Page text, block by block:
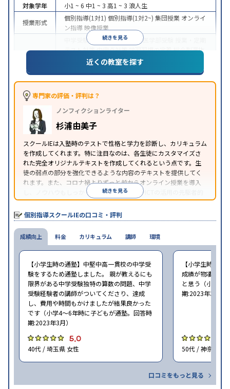
続きを見る
対象学年 小1 ~ 6 中1 ~ 3 高1 ~ 3 浪人生
授業形式
個別指導(1対1) 個別指導(1対2~) 集団授業 オンライ
ン指導 映像授業
中学受験 高校受験大学受験 医学部受験
テスト対策内申点対策学習習慣の定着総合型選抜
(旧AO)対策 推薦入試対策学校別特化対策
中高一貫校生に対応
可能季節講習のみの受講可
※2023年3月調査。小学校高学年の個別指導塾アンケート調査方法
近くの教室を探す
専門家の評価・評判は？
ノンフィクションライター
杉浦由美子
スクールIEは入塾時のテストで性格と学力を診断し、カリキュラム
を作成してくれます。特に注目なのは、各生徒にカスタマイズさ
れた完全オリジナルテキストを作成してくれるという点です。生
徒の弱点の部分を強化できるような内容のテキストを提供してく
れます。また、コロナ禍よりずっと前からオンライン授業を導入
し、ノウハウもしっかりとしています。AIやICTの活用の先駆者的
な個別指導塾です。
続きを見る
個別指導スクールIEの口コミ・評判
成績向上
【小学生時の通塾】中堅中高一貫校の中学受
験をするため通塾しました。 親が教えるにも
限界がある中学受験独特の算数の問題、中学
受験経験者の講師がついてくださり、達成
し、費用や時間もかけましたが結果良かった
です（小学4〜6年時に子どもが通塾。回答時
期:2023年3月）
5.0
40代 / 埼玉県 女性
【小学生時の通
成績が物凄く悪
と思う（小学6
期:2023年3月）
50代 / 神奈川県
口コミをもっと見る
料金 カリキュラム 講師 環境